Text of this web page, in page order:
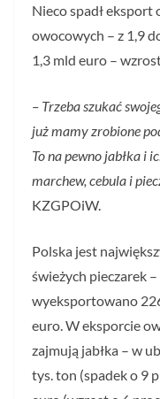
Nieco spadł
owocowych – z 1,9
1,3 mld euro –
– Trzeba szukać
już mamy zrobione
To na pewno jabłka i
marchew, cebula i
KZGPOiW.
Polska jest
świeżych pieczarek
wyeksportowano
euro. W eksporcie
zajmują jabłka – w
tys. ton (spadek o 9